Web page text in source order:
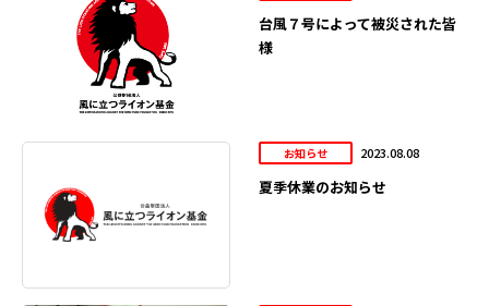
台風７号によって被災された皆
様
お知らせ 2023.08.08
夏季休業のお知らせ